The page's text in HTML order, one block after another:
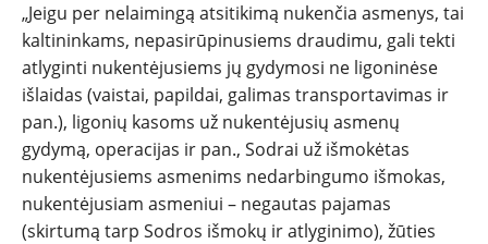
„Jeigu per nelaimingą atsitikimą nukenčia asmenys, tai
kaltininkams, nepasirūpinusiems draudimu, gali tekti
atlyginti nukentėjusiems jų gydymosi ne ligoninėse
išlaidas (vaistai, papildai, galimas transportavimas ir
pan.), ligonių kasoms už nukentėjusių asmenų
gydymą, operacijas ir pan., Sodrai už išmokėtas
nukentėjusiems asmenims nedarbingumo išmokas,
nukentėjusiam asmeniui – negautas pajamas
(skirtumą tarp Sodros išmokų ir atlyginimo), žūties